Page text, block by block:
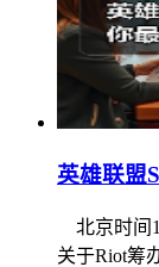
英雄联盟
北京时间
关于Riot筹